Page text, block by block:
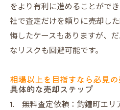
をより有利に進めることがで
社で査定だけを頼りに売却し
悔したケースもありますが、
なリスクも回避可能です。
相場以上を目指すなら必見
具体的な売却ステップ
無料査定依頼：釣鐘町エ